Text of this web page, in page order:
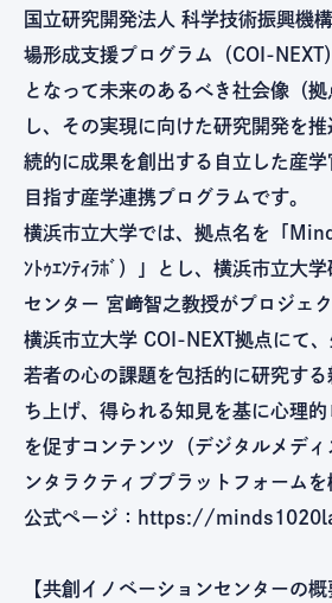
国立研究開発法人 科学技術振興機
場形成支援プログラム（COI-NEXT
となって未来のあるべき社会像（
し、その実現に向けた研究開発を
続的に成果を創出する自立した産
目指す産学連携プログラムです。
横浜市立大学では、拠点名を「
ﾝﾄｩｴﾝﾃｨﾗﾎﾞ）」とし、横浜市立大
センター 宮﨑智之教授がプロジェ
横浜市立大学 COI-NEXT拠点にて
若者の心の課題を包括的に研究す
ち上げ、得られる知見を基に心理
を促すコンテンツ（デジタルメディ
ンタラクティブプラットフォームを
公式ページ：
https://
【共創イノベーションセンターの概